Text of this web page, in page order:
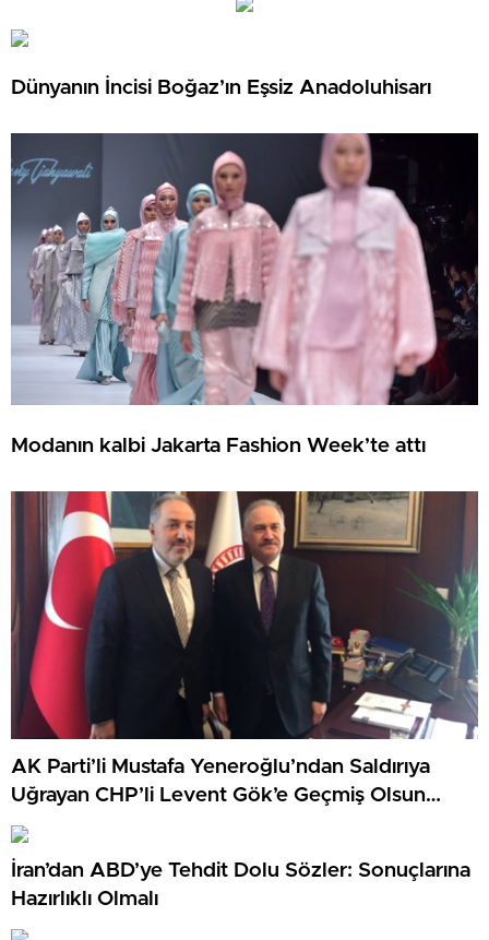
Dünyanın İncisi Boğaz’ın Eşsiz Anadoluhisarı
Modanın kalbi Jakarta Fashion Week’te attı
AK Parti’li Mustafa Yeneroğlu’ndan Saldırıya
Uğrayan CHP’li Levent Gök’e Geçmiş Olsun
Ziyareti
İran’dan ABD’ye Tehdit Dolu Sözler: Sonuçlarına
Hazırlıklı Olmalı